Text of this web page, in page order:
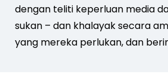
dengan teliti keperluan media
sukan – dan khalayak secara
yang mereka perlukan, dan